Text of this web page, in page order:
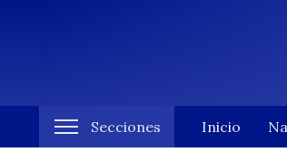
Secciones Inicio